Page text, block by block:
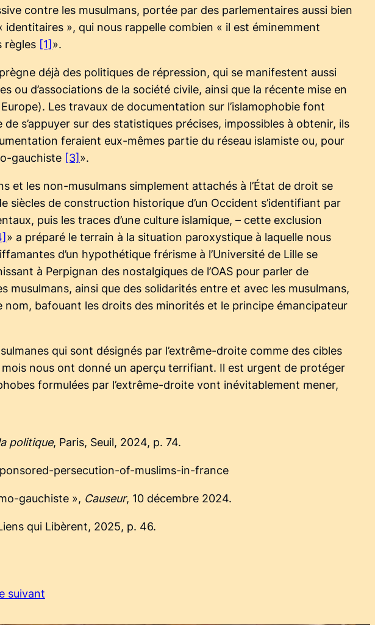
contre les musulmans, portée par des parlementaires aussi bien
», qui nous rappelle combien « il est éminemment
règles [1] ».
déjà des politiques de répression, qui se manifestent aussi
ou d’associations de la société civile, ainsi que la récente mise en
Les travaux de documentation sur l’islamophobie font
s’appuyer sur des statistiques précises, impossibles à obtenir, ils
feraient eux-mêmes partie du réseau islamiste ou, pour
gauchiste [3] ».
et les non-musulmans simplement attachés à l’État de droit se
siècles de construction historique d’un Occident s’identifiant par
puis les traces d’une culture islamique, – cette exclusion
» a préparé le terrain à la situation paroxystique à laquelle nous
d’un hypothétique frérisme à l’Université de Lille se
à Perpignan des nostalgiques de l’OAS pour parler de
ainsi que des solidarités entre et avec les musulmans,
nom, bafouant les droits des minorités et le principe émancipateur
qui sont désignés par l’extrême-droite comme des cibles
nous ont donné un aperçu terrifiant. Il est urgent de protéger
formulées par l’extrême-droite vont inévitablement mener,
politique, Paris, Seuil, 2024, p. 74.
persecution-of-muslims-in-france
gauchiste », Causeur, 10 décembre 2024.
qui Libèrent, 2025, p. 46.
suivant